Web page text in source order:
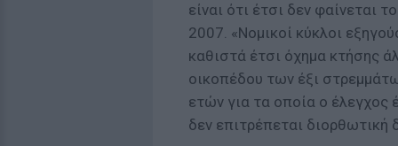
είναι ότι έτσι δεν φαίνεται
2007. «Νομικοί κύκλοι
καθιστά έτσι όχημα κτήσης
οικοπέδου των έξι
ετών για τα οποία ο έλεγχος
δεν επιτρέπεται